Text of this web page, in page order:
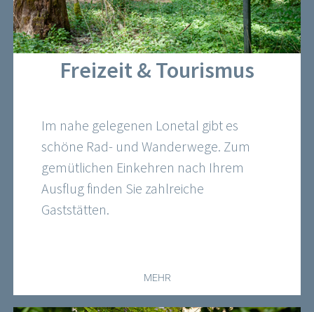
Freizeit & Tourismus
Im nahe gelegenen Lonetal gibt es
schöne Rad- und Wanderwege. Zum
gemütlichen Einkehren nach Ihrem
Ausflug finden Sie zahlreiche
Gaststätten.
MEHR